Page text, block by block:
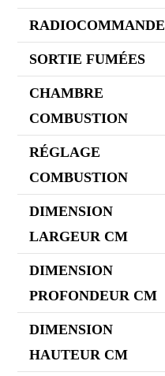
RADIOCOMMANDE
SORTIE FUMÉES
CHAMBRE
COMBUSTION
RÉGLAGE
COMBUSTION
DIMENSION
LARGEUR CM
DIMENSION
PROFONDEUR CM
DIMENSION
HAUTEUR CM